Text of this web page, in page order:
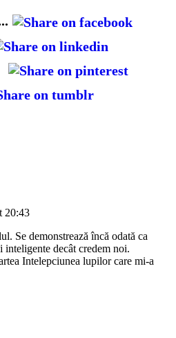
20:43
Se demonstrează încă odată ca
inteligente decât credem noi.
Intelepciunea lupilor care mi-a